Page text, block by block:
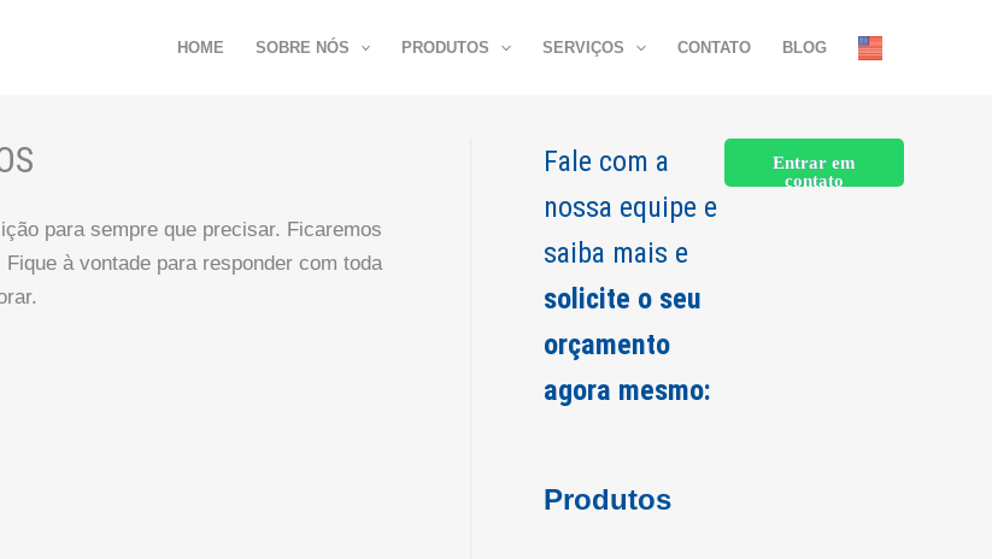
HOME SOBRE NÓS PRODUTOS SERVIÇOS CONTATO BLOG
para sempre que precisar. Ficaremos
à vontade para responder com toda
Fale com a
nossa equipe e
saiba mais e
solicite o seu
orçamento
agora mesmo:
Entrar em
contato
Produtos